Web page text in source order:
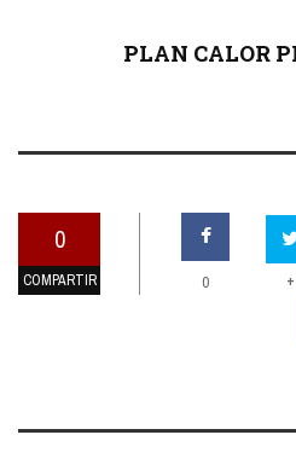
PLAN CALOR
0
COMPARTIR 0 +